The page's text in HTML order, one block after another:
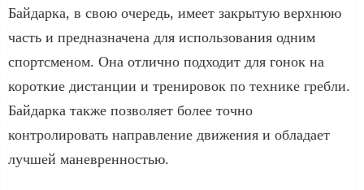
Байдарка, в свою очередь, имеет закрытую верхнюю
часть и предназначена для использования одним
спортсменом. Она отлично подходит для гонок на
короткие дистанции и тренировок по технике гребли.
Байдарка также позволяет более точно
контролировать направление движения и обладает
лучшей маневренностью.